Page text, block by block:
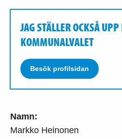
Namn:
Markko Heinonen
JAG STÄLLER OCKSÅ
KOMMUNALVALET
Besök profilsidan